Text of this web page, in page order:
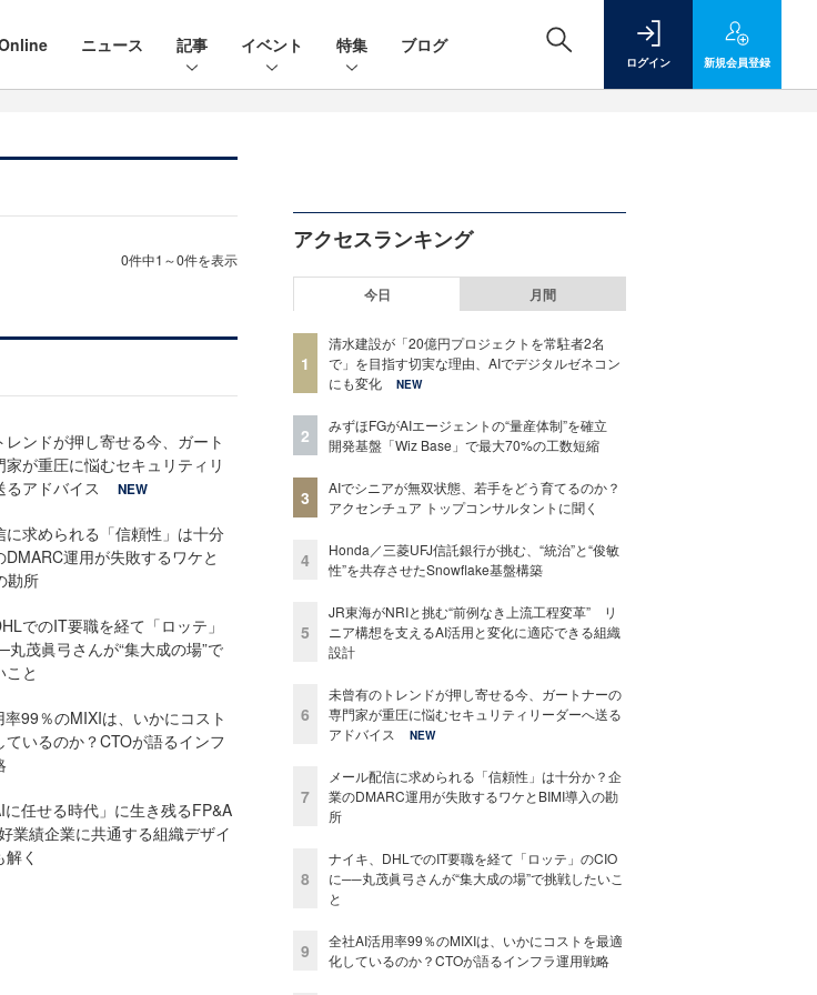
ニュース 記事 イベント 特集 ブログ
ログイン 新規会員登録
0件中1～0件を表示
レンドが押し寄せる今、ガート
家が重圧に悩むセキュリティリ
るアドバイス
NEW
に求められる「信頼性」は十分
DMARC運用が失敗するワケと
勘所
でのIT要職を経て「ロッテ」
茂眞弓さんが“集大成の場”で
こと
99％のMIXIは、いかにコスト
ているのか？CTOが語るインフ
に任せる時代」に生き残るFP&A
業績企業に共通する組織デザイ
く
アクセスランキング
今日 月間
1
清水建設が「20億円プロジェクトを常駐者2名
で」を目指す切実な理由、AIでデジタルゼネコン
にも変化
NEW
2
みずほFGがAIエージェントの“量産体制”を確立
開発基盤「Wiz Base」で最大70%の工数短縮
3
AIでシニアが無双状態、若手をどう育てるのか？
アクセンチュア トップコンサルタントに聞く
4
Honda／三菱UFJ信託銀行が挑む、“統治”と“俊敏
性”を共存させたSnowflake基盤構築
5
JR東海がNRIと挑む“前例なき上流工程変革” リ
ニア構想を支えるAI活用と変化に適応できる組織
設計
6
未曾有のトレンドが押し寄せる今、ガートナーの
専門家が重圧に悩むセキュリティリーダーへ送る
アドバイス
NEW
7
メール配信に求められる「信頼性」は十分か？企
業のDMARC運用が失敗するワケとBIMI導入の勘
所
8
ナイキ、DHLでのIT要職を経て「ロッテ」のCIO
に──丸茂眞弓さんが“集大成の場”で挑戦したいこ
と
9
全社AI活用率99％のMIXIは、いかにコストを最適
化しているのか？CTOが語るインフラ運用戦略